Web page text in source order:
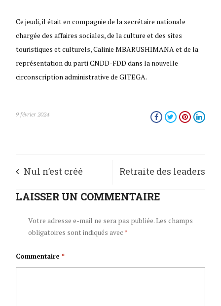
Ce jeudi, il était en compagnie de la secrétaire nationale
chargée des affaires sociales, de la culture et des sites
touristiques et culturels, Calinie MBARUSHIMANA et de la
représentation du parti CNDD-FDD dans la nouvelle
circonscription administrative de GITEGA.
9 février 2024
Nul n’est créé
maudit. Dieu ne
maudit personne
qui commet des
Retraite des leaders
du parti CNDD-FDD et
cadres de la
LAISSER UN COMMENTAIRE
Votre adresse e-mail ne sera pas publiée.Les champs
obligatoires sont indiqués avec *
Commentaire*